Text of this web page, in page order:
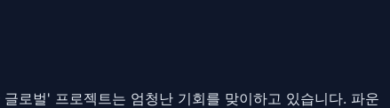
로벌' 프로젝트는 엄청난 기회를 맞이하고 있습니다. 파운